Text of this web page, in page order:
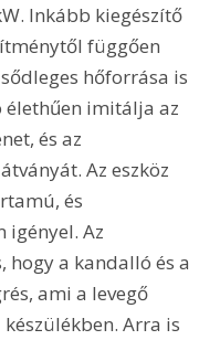
Inkább kiegészítő
függően
hőforrása is
élethűen imitálja az
és az
Az eszköz
és
Az
hogy a kandalló és a
ami a levegő
Arra is